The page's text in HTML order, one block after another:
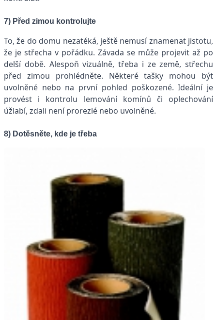
7) Před zimou kontrolujte
To, že do domu nezatéká, ještě nemusí znamenat jistotu,
že je střecha v pořádku. Závada se může projevit až po
delší době. Alespoň vizuálně, třeba i ze země, střechu
před zimou prohlédněte. Některé tašky mohou být
uvolněné nebo na první pohled poškozené. Ideální je
provést i kontrolu lemování komínů či oplechování
úžlabí, zdali není prorezlé nebo uvolněné.
8) Dotěsněte, kde je třeba